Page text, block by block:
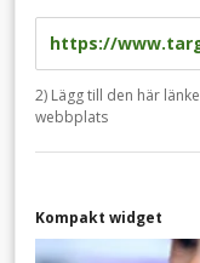
2) Lägg till den här
webbplats
Kompakt widget